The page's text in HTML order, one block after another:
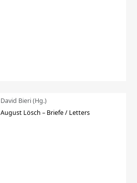
David Bieri (Hg.)
August Lösch – Briefe / Letters